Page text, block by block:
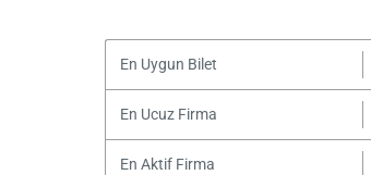
En Uygun Bilet
En Ucuz Firma
En Aktif Firma